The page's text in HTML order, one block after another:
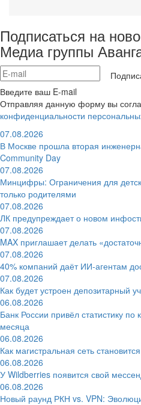
Подписаться на
Медиа группы
Введите ваш E-mail
Отправляя данную форму вы
конфиденциальности
07.08.2026
В Москве прошла вторая
Community Day
07.08.2026
Минцифры: Ограничения для
только родителями
07.08.2026
ЛК предупреждает о новом
07.08.2026
MAX приглашает делать
07.08.2026
40% компаний даёт ИИ‑агентам
07.08.2026
Как будет устроен депозитарный
06.08.2026
Банк России привёл статистику по
месяца
06.08.2026
Как магистральная сеть
06.08.2026
У Wildberries появится свой
06.08.2026
Новый раунд РКН vs. VPN: